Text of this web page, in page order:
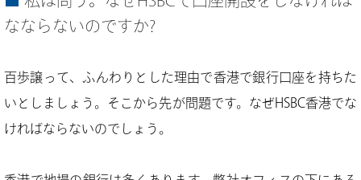
なならないのですか?
百歩譲って、ふんわりとした理由で香港で銀行口座を持ちた
いとしましょう。そこから先が問題です。なぜHSBC香港でな
ければならないのでしょう。